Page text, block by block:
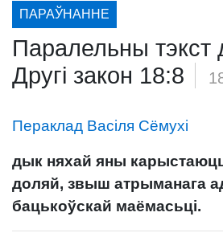
ПАРАЎНАННЕ
Паралельны тэкст
Другі закон 18:8
Пераклад Васіля Сёмухі
дык няхай яны
доляй, звыш атрыманага
бацькоўскай маёмасьці.